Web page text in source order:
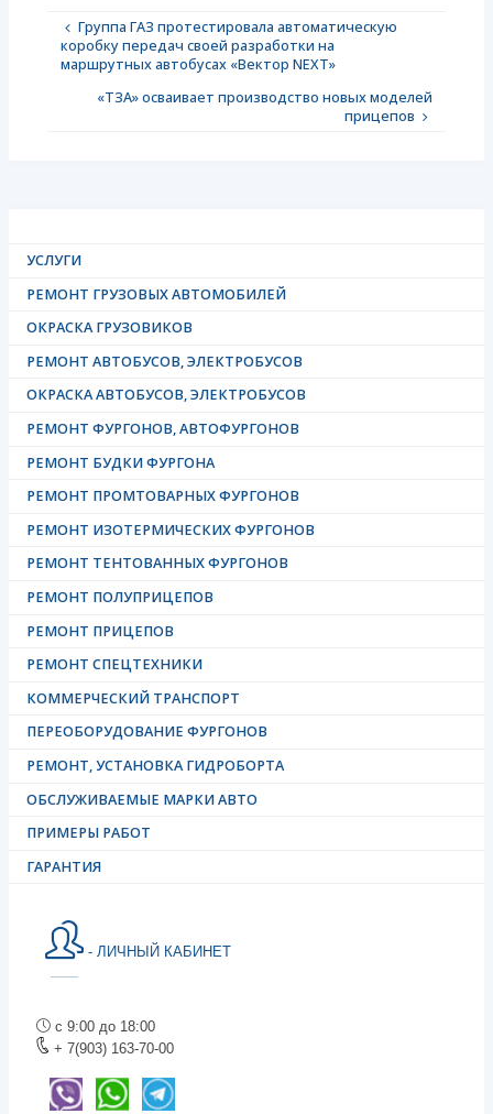
Группа ГАЗ протестировала автоматическую
коробку передач своей разработки на
маршрутных автобусах «Вектор NEXT»
«ТЗА» осваивает производство новых моделей
прицепов
УСЛУГИ
РЕМОНТ ГРУЗОВЫХ АВТОМОБИЛЕЙ
ОКРАСКА ГРУЗОВИКОВ
РЕМОНТ АВТОБУСОВ, ЭЛЕКТРОБУСОВ
ОКРАСКА АВТОБУСОВ, ЭЛЕКТРОБУСОВ
РЕМОНТ ФУРГОНОВ, АВТОФУРГОНОВ
РЕМОНТ БУДКИ ФУРГОНА
РЕМОНТ ПРОМТОВАРНЫХ ФУРГОНОВ
РЕМОНТ ИЗОТЕРМИЧЕСКИХ ФУРГОНОВ
РЕМОНТ ТЕНТОВАННЫХ ФУРГОНОВ
РЕМОНТ ПОЛУПРИЦЕПОВ
РЕМОНТ ПРИЦЕПОВ
РЕМОНТ СПЕЦТЕХНИКИ
КОММЕРЧЕСКИЙ ТРАНСПОРТ
ПЕРЕОБОРУДОВАНИЕ ФУРГОНОВ
РЕМОНТ, УСТАНОВКА ГИДРОБОРТА
ОБСЛУЖИВАЕМЫЕ МАРКИ АВТО
ПРИМЕРЫ РАБОТ
ГАРАНТИЯ
- ЛИЧНЫЙ КАБИНЕТ
с 9:00 до 18:00
+ 7(903) 163-70-00